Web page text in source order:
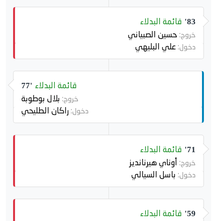
83' قائمة البدلاء
خروج: حسين الصبياني
دخول:علي البليهي
77' قائمة البدلاء
خروج: بلال بوطوبة
دخول:راكان الطليحي
71' قائمة البدلاء
خروج: أوناي هيرنانديز
دخول: باسل السيالي
59' قائمة البدلاء